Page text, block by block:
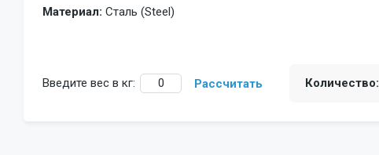
Материал: Сталь (Steel)
Введите вес в кг: Рассчитать Количество: